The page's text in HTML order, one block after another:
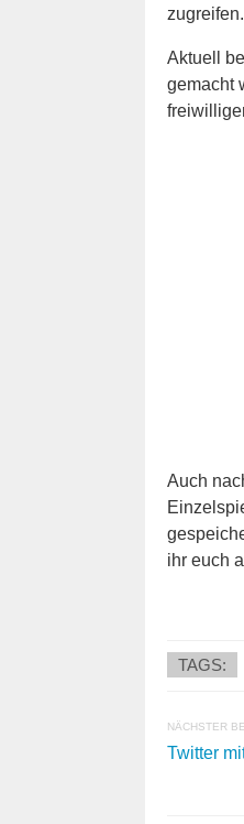
zugreifen.
Aktuell
gemacht
Auch
ihr euch
TAGS:
NÄCHSTER
Twitter